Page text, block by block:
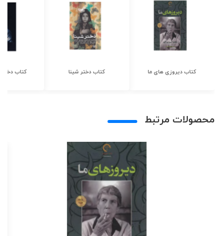
کتاب دیروزی های ما کتاب دختر شینا کتاب دختر
محصولات مرتبط